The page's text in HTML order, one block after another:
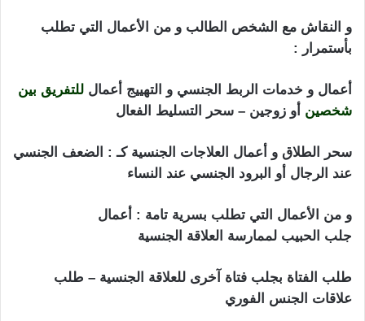
و النقاش مع الشخص الطالب و من الأعمال التي تطلب
بأستمرار :
أعمال و خدمات الربط الجنسي و التهييج أعمال للتفريق بين
شخصين أو زوجين – سحر التسليط الفعال
سحر الطلاق و أعمال العلاجات الجنسية كـ : الضعف الجنسي
عند الرجال أو البرود الجنسي عند النساء
و من الأعمال التي تطلب بسرية تامة : أعمال
جلب الحبيب لممارسة العلاقة الجنسية
طلب الفتاة بجلب فتاة آخرى للعلاقة الجنسية – طلب
علاقات الجنس الفوري